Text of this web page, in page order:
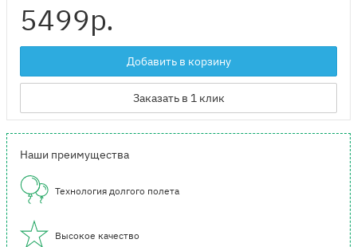
5499р.
Добавить в корзину
Заказать в 1 клик
Наши преимущества
Технология долгого полета
Высокое качество